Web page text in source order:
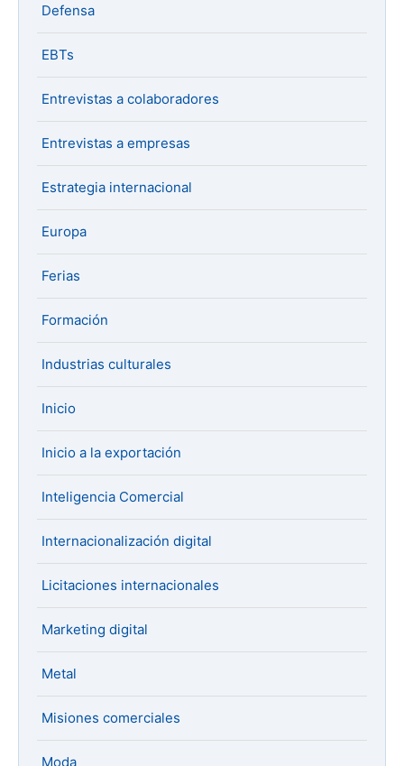
Defensa
EBTs
Entrevistas a colaboradores
Entrevistas a empresas
Estrategia internacional
Europa
Ferias
Formación
Industrias culturales
Inicio
Inicio a la exportación
Inteligencia Comercial
Internacionalización digital
Licitaciones internacionales
Marketing digital
Metal
Misiones comerciales
Moda